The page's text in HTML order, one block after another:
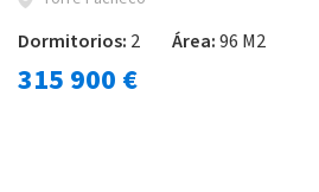
Dormitorios: 2 Área:96 M2
315 900 €